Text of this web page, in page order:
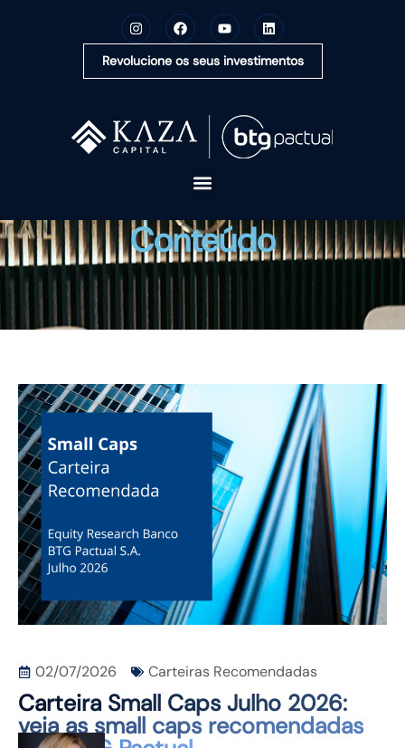
Revolucione os seus investimentos
A KAZA CAPITAL
SOLUÇÕES
MONTE SUA CARTEIRA
CONTEÚDOS
CONTATO
Conteúdo
02/07/2026 Carteiras Recomendadas
Carteira Small Caps Julho 2026:
veja as small caps recomendadas